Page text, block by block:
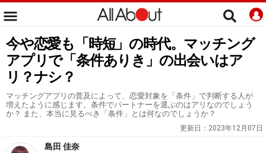
今や恋愛も「時短」の時代。マッチング
アプリで「条件ありき」の出会いはア
リ？ナシ？
マッチングアプリの普及によって、恋愛対象を「条件」で判断する人が
増えたように感じます。条件でパートナーを選ぶのはアリなのでしょう
か？ また、本当に見るべき「条件」とは何なのでしょうか？
更新日： 2023年12月07日
島田 佳奈